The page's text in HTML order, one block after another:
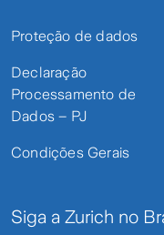
Proteção de dados
Declaração
Processamento de
Dados – PJ
Condições Gerais
Siga a Zurich no